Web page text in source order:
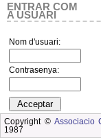
ENTRAR COM
A USUARI
Nom d'usuari:
Contrasenya:
Copyright © Associacio
1987